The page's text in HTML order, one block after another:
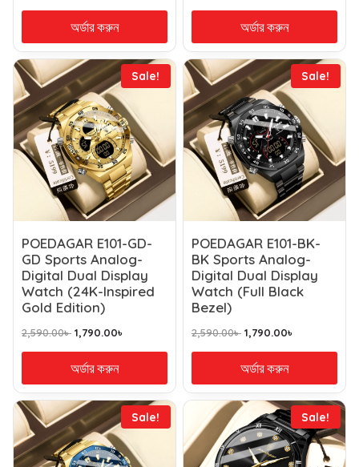
অর্ডার করুন অর্ডার করুন
Sale!
POEDAGAR E101-GD-
GD Sports Analog-
Digital Dual Display
Watch (24K-Inspired
Gold Edition)
2,590.00৳ 1,790.00৳
অর্ডার করুন
Sale!
POEDAGAR E101-BK-
BK Sports Analog-
Digital Dual Display
Watch (Full Black
Bezel)
2,590.00৳ 1,790.00৳
অর্ডার করুন
Sale! Sale!